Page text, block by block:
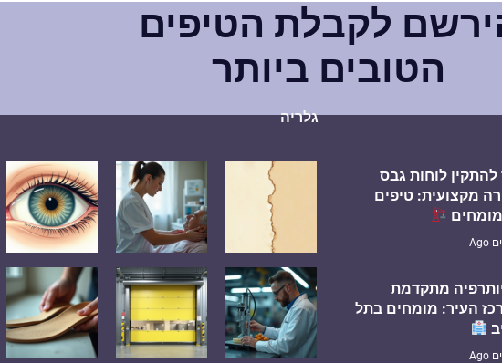
לקבלת הטיפים
הטובים ביותר
להתקין לוחות גבס
מקצועית: טיפים
מתקדמת
העיר: מומחים בתל
גלריה